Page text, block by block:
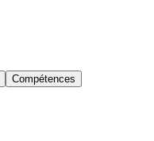
Compétences